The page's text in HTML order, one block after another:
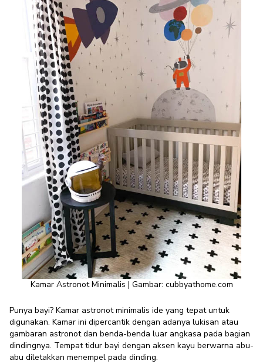
Kamar Astronot Minimalis | Gambar: cubbyathome.com
Punya bayi? Kamar astronot minimalis ide yang tepat untuk
digunakan. Kamar ini dipercantik dengan adanya lukisan atau
gambaran astronot dan benda-benda luar angkasa pada bagian
dindingnya. Tempat tidur bayi dengan aksen kayu berwarna abu-
abu diletakkan menempel pada dinding.